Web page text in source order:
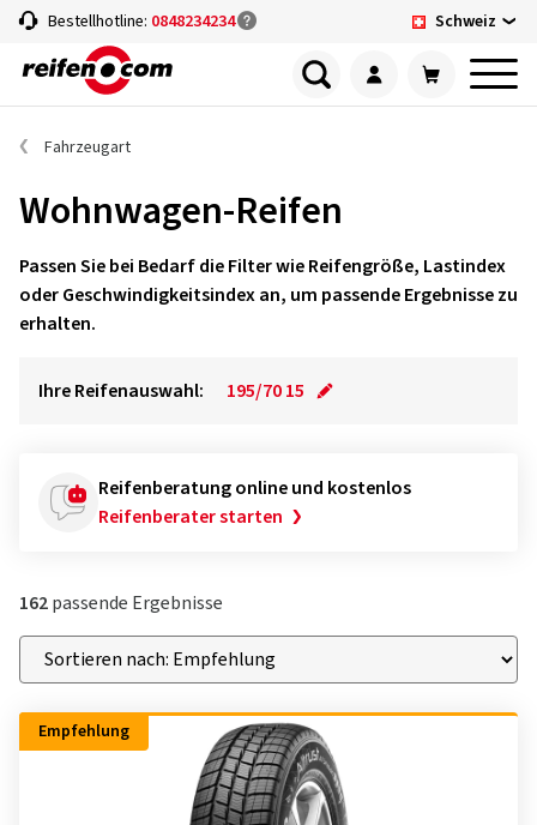
Bestellhotline: 0848234234 Schweiz
Fahrzeugart
Wohnwagen-Reifen
Passen Sie bei Bedarf die Filter wie Reifengröße, Lastindex
oder Geschwindigkeitsindex an, um passende Ergebnisse zu
erhalten.
Ihre Reifenauswahl: 195/70 15
Reifenberatung online und kostenlos
Reifenberater starten
162passende Ergebnisse
Empfehlung